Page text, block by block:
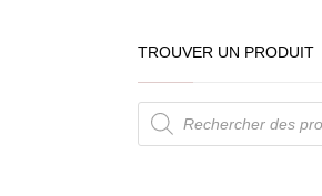
TROUVER UN PRODUIT
Recherche
de
produits